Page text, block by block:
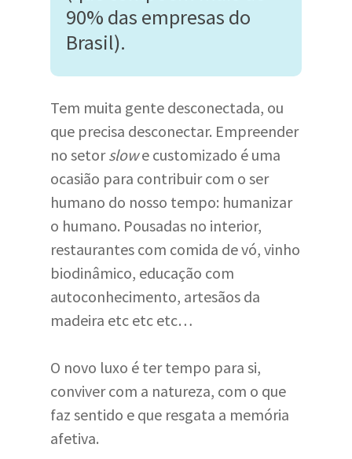
90% das empresas do
Brasil).
Tem muita gente desconectada, ou
que precisa desconectar. Empreender
no setorslowe customizado é uma
ocasião para contribuir com o ser
humano do nosso tempo: humanizar
o humano. Pousadas no interior,
restaurantes com comida de vó, vinho
biodinâmico, educação com
autoconhecimento, artesãos da
madeira etc etc etc…
O novo luxo é ter tempo para si,
conviver com a natureza, com o que
faz sentido e que resgata a memória
afetiva.